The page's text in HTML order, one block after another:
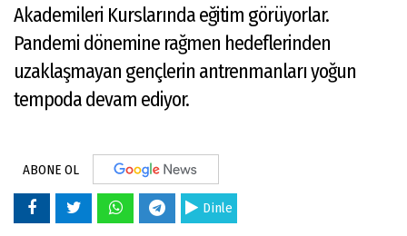
Akademileri Kurslarında eğitim görüyorlar.
Pandemi dönemine rağmen hedeflerinden
uzaklaşmayan gençlerin antrenmanları yoğun
tempoda devam ediyor.
ABONE OL
Dinle